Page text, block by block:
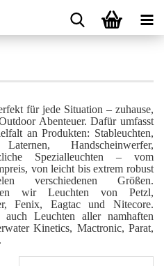
für jede Situation – zuhause,
Abenteuer. Dafür umfasst
an Produkten: Stableuchten,
Handscheinwerfer,
Spezialleuchten – vom
von leicht bis extrem robust
verschiedenen Größen.
wir Leuchten von Petzl,
Fenix, Eagtac und Nitecore.
Leuchten aller namhaften
Kinetics, Mactronic, Parat,